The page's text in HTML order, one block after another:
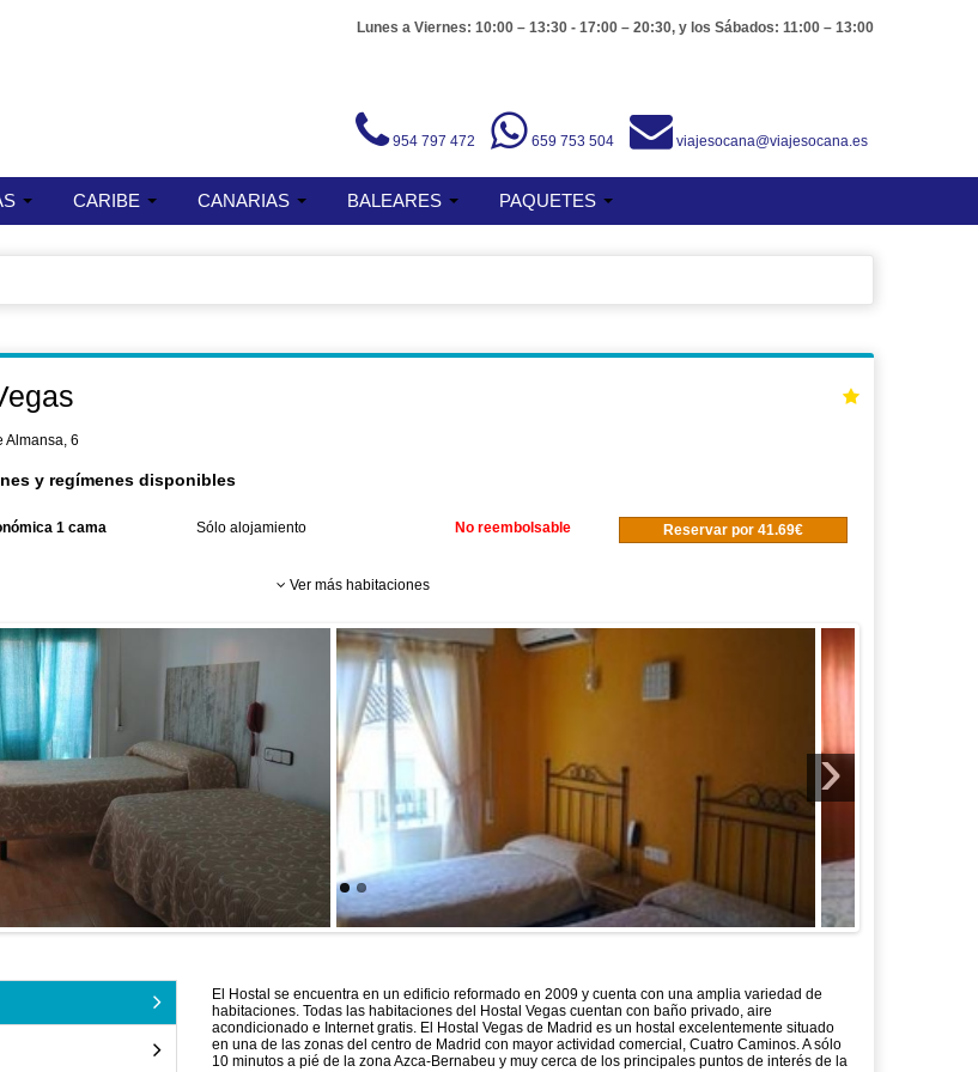
Lunes a Viernes: 10:00 – 13:30 - 17:00 – 20:30, y los Sábados: 11:00 – 13:00
954 797 472 659 753 504 viajesocana@viajesocana.es
CARIBE CANARIAS BALEARES PAQUETES
Almansa, 6
y regímenes disponibles
1 cama Sólo alojamiento No reembolsable
Ver más habitaciones
›
El Hostal se encuentra en un edificio reformado en 2009 y cuenta con una amplia variedad de
habitaciones. Todas las habitaciones del Hostal Vegas cuentan con baño privado, aire
acondicionado e Internet gratis. El Hostal Vegas de Madrid es un hostal excelentemente situado
en una de las zonas del centro de Madrid con mayor actividad comercial, Cuatro Caminos. A sólo
10 minutos a pié de la zona Azca-Bernabeu y muy cerca de los principales puntos de interés de la